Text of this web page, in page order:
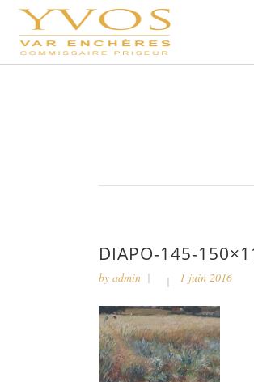
DIAPO-145-
by admin 1 juin 2016